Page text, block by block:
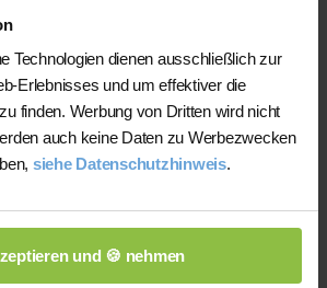
Technologien dienen ausschließlich zur
Erlebnisses und um effektiver die
finden. Werbung von Dritten wird nicht
auch keine Daten zu Werbezwecken
siehe Datenschutzhinweis.
und 🍪 nehmen
unterstützt Sie dabei,
eine zu Ihrem Bedarf
zu finden. Bei einem
Sie auf Wunsch bei der
anderen Lehrkraft
eigenständig.
Lehrkraft stimmt Lernziele,